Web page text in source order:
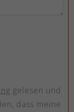
gelesen und
dass meine